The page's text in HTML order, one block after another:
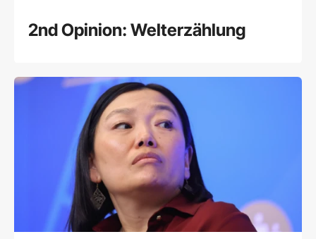
2nd Opinion: Welterzählung